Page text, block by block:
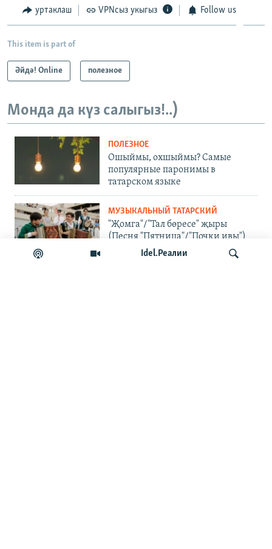
Idel.Реалии
уртаклаш VPNсыз укыгыз Follow us
This item is part of
Әйдә! Online полезное
Монда да күз салыгыз!..)
ПОЛЕЗНОЕ
Ошыймы, охшыймы? Самые
популярные паронимы в
татарском языке
МУЗЫКАЛЬНЫЙ ТАТАРСКИЙ
"Җомга"/"Тал бөресе" җыры
(Песня "Пятница"/"Почки ивы")